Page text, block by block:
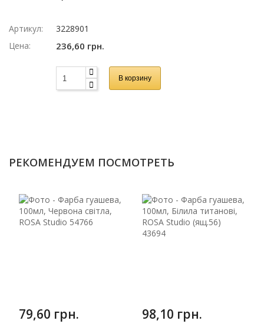
Артикул:
3228901
Цена:
236,60 грн.
В корзину
РЕКОМЕНДУЕМ ПОСМОТРЕТЬ
79,60 грн. 98,10 грн.